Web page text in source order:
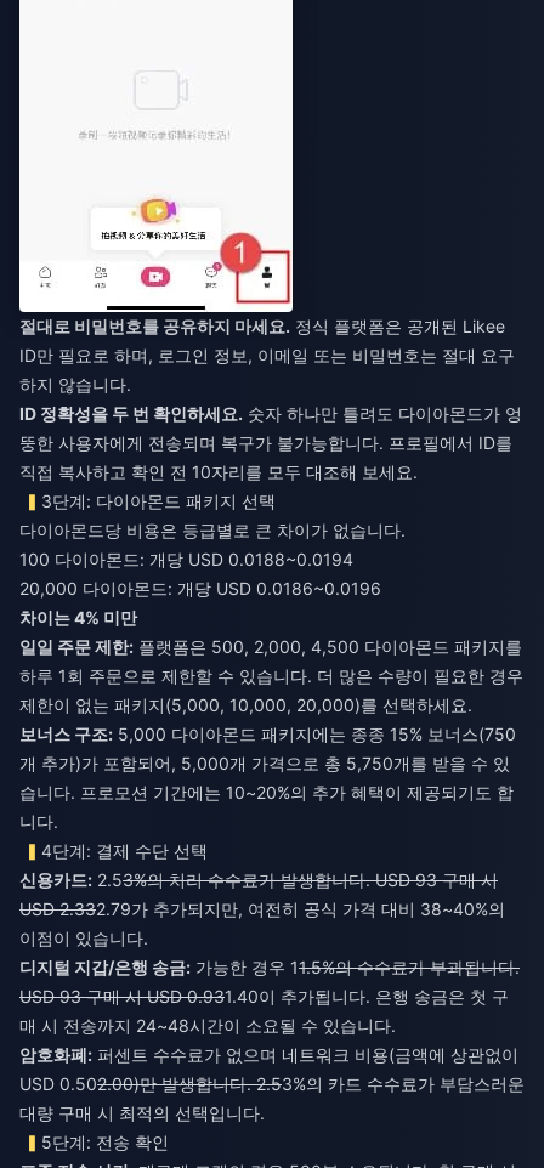
절대로 비밀번호를 공유하지 마세요. 정식 플랫폼은 공개된 Likee
ID만 필요로 하며, 로그인 정보, 이메일 또는 비밀번호는 절대 요구
하지 않습니다.
ID 정확성을 두 번 확인하세요. 숫자 하나만 틀려도 다이아몬드가 엉
뚱한 사용자에게 전송되며 복구가 불가능합니다. 프로필에서 ID를
직접 복사하고 확인 전 10자리를 모두 대조해 보세요.
3단계: 다이아몬드 패키지 선택
다이아몬드당 비용은 등급별로 큰 차이가 없습니다.
100 다이아몬드: 개당 USD 0.0188~0.0194
20,000 다이아몬드: 개당 USD 0.0186~0.0196
차이는 4% 미만
일일 주문 제한: 플랫폼은 500, 2,000, 4,500 다이아몬드 패키지를
하루 1회 주문으로 제한할 수 있습니다. 더 많은 수량이 필요한 경우
제한이 없는 패키지(5,000, 10,000, 20,000)를 선택하세요.
보너스 구조: 5,000 다이아몬드 패키지에는 종종 15% 보너스(750
개 추가)가 포함되어, 5,000개 가격으로 총 5,750개를 받을 수 있
습니다. 프로모션 기간에는 10~20%의 추가 혜택이 제공되기도 합
니다.
4단계: 결제 수단 선택
신용카드: 2.53%의 처리 수수료가 발생합니다. USD 93 구매 시
USD 2.332.79가 추가되지만, 여전히 공식 가격 대비 38~40%의
이점이 있습니다.
디지털 지갑/은행 송금: 가능한 경우 11.5%의 수수료가 부과됩니다.
USD 93 구매 시 USD 0.931.40이 추가됩니다. 은행 송금은 첫 구
매 시 전송까지 24~48시간이 소요될 수 있습니다.
암호화폐: 퍼센트 수수료가 없으며 네트워크 비용(금액에 상관없이
USD 0.502.00)만 발생합니다. 2.53%의 카드 수수료가 부담스러운
대량 구매 시 최적의 선택입니다.
5단계: 전송 확인